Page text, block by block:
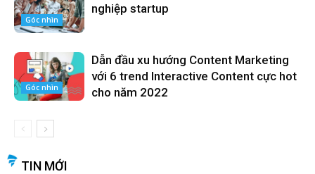
Góc nhìn
nghiệp startup
Góc nhìn
Dẫn đầu xu hướng Content Marketing
với 6 trend Interactive Content cực hot
cho năm 2022
TIN MỚI